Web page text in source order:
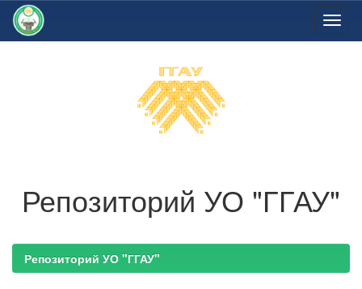
Репозиторий УО "ГГАУ"
Репозиторий УО "ГГАУ"